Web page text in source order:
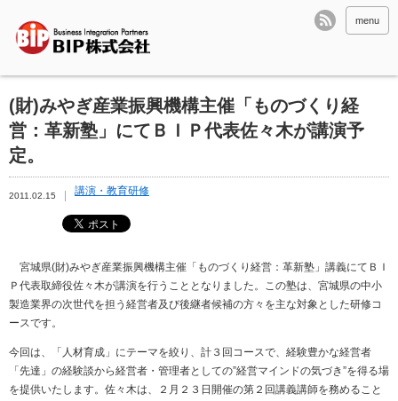
menu
(財)みやぎ産業振興機構主催「ものづくり経
営：革新塾」にてＢＩＰ代表佐々木が講演予
定。
2011.02.15 講演・教育研修
宮城県(財)みやぎ産業振興機構主催「ものづくり経営：革新塾」講義にてＢＩ
Ｐ代表取締役佐々木が講演を行うこととなりました。この塾は、宮城県の中小
製造業界の次世代を担う経営者及び後継者候補の方々を主な対象とした研修コ
ースです。
今回は、「人材育成」にテーマを絞り、計３回コースで、経験豊かな経営者
「先達」の経験談から経営者・管理者としての”経営マインドの気づき”を得る場
を提供いたします。佐々木は、２月２３日開催の第２回講義講師を務めること